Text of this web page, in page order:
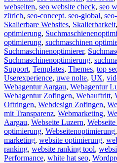
webseiten, seo website check, seo
zürich, seo-concept. seo-global,
Skalierbare Websites, Skalierbarkeit,
optimierung,
optimierung, suchmaschinen
Suchmaschinenoptimierer,
Suchmaschinenoptimierung,
Support, Templates, Themes, top
Userexperience, uwe nolte, UX,
Webagentur Aargau, Webagentur
Webagentur Zofingen, Webauftritt,
Oftringen, Webdesign Zofingen,
mit Transparenz, Webmarketing,
Aargau, Webseite Luzern,
optimierung, Webseitenoptimierung,
marketing, website optimierung,
ranking, website ranking tool,
Performance, white hat seo,